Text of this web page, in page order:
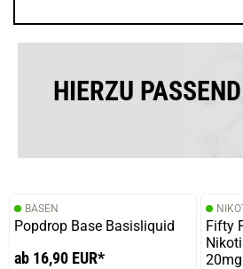
HIERZU
BASEN
Popdrop Base Basisliquid
ab 16,90 EUR*
Fifty